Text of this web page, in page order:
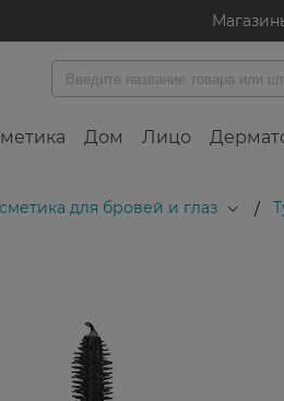
Дом Лицо
для бровей и глаз /